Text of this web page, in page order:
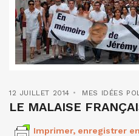
12 JUILLET 2014 MES IDÉES
LE MALAISE
Imprimer, enregistrer